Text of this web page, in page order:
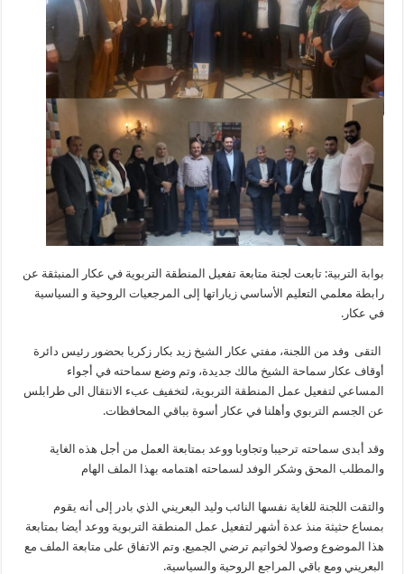
بوابة التربية: تابعت لجنة متابعة تفعيل المنطقة التربوية في عكار المنبثقة عن
رابطة معلمي التعليم الأساسي زياراتها إلى المرجعيات الروحية و السياسية
في عكار.
التقى وفد من اللجنة، مفتي عكار الشيخ زيد بكار زكريا بحضور رئيس دائرة
أوقاف عكار سماحة الشيخ مالك جديدة، وتم وضع سماحته في أجواء
المساعي لتفعيل عمل المنطقة التربوية، لتخفيف عبء الانتقال الى طرابلس
عن الجسم التربوي وأهلنا في عكار أسوة بباقي المحافظات.
وقد أبدى سماحته ترحيبا وتجاوبا ووعد بمتابعة العمل من أجل هذه الغاية
والمطلب المحق وشكر الوفد لسماحته اهتمامه بهذا الملف الهام
والتقت اللجنة للغاية نفسها النائب وليد البعريني الذي بادر إلى أنه يقوم
بمساع حثيثة منذ عدة أشهر لتفعيل عمل المنطقة التربوية ووعد أيضا بمتابعة
هذا الموضوع وصولا لخواتيم ترضي الجميع. وتم الاتفاق على متابعة الملف مع
البعريني ومع باقي المراجع الروحية والسياسية.